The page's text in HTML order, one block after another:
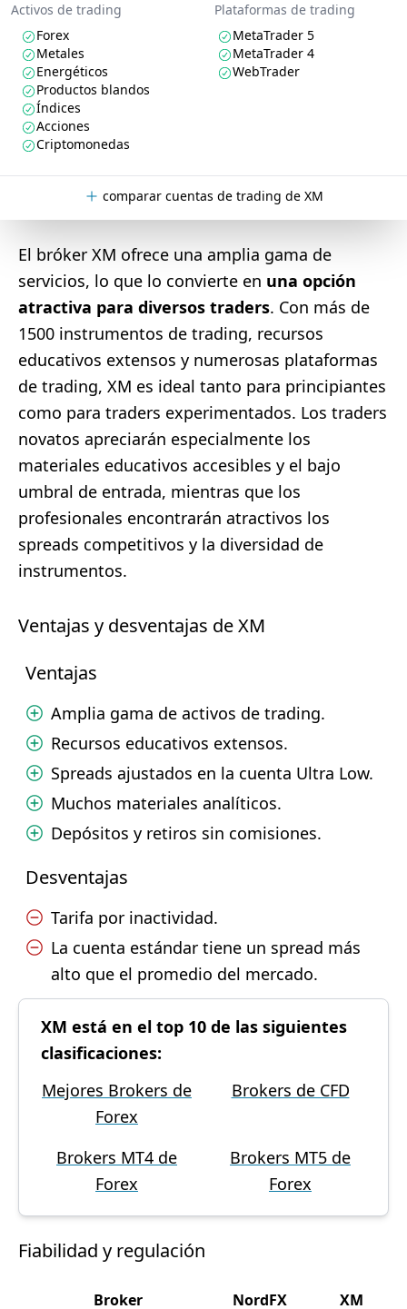
Activos de trading
Forex
Metales
Energéticos
Productos blandos
Índices
Acciones
Criptomonedas
Plataformas de trading
MetaTrader 5
MetaTrader 4
WebTrader
comparar cuentas de trading de XM
El bróker XM ofrece una amplia gama de
servicios, lo que lo convierte en una opción
atractiva para diversos traders. Con más de
1500 instrumentos de trading, recursos
educativos extensos y numerosas plataformas
de trading, XM es ideal tanto para principiantes
como para traders experimentados. Los traders
novatos apreciarán especialmente los
materiales educativos accesibles y el bajo
umbral de entrada, mientras que los
profesionales encontrarán atractivos los
spreads competitivos y la diversidad de
instrumentos.
Ventajas y desventajas de XM
Ventajas
Amplia gama de activos de trading.
Recursos educativos extensos.
Spreads ajustados en la cuenta Ultra Low.
Muchos materiales analíticos.
Depósitos y retiros sin comisiones.
Desventajas
Tarifa por inactividad.
La cuenta estándar tiene un spread más
alto que el promedio del mercado.
XM está en el top 10 de las siguientes
clasificaciones:
Mejores Brokers de
Forex
Brokers de CFD
Brokers MT4 de
Forex
Brokers MT5 de
Forex
Fiabilidad y regulación
Broker NordFX XM